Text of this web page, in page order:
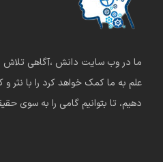
ما در وب سایت دانش ،آگاهی تلاش
علم به ما کمک خواهد کرد را با نثر و
دهیم، تا بتوانیم گامی را به سوی